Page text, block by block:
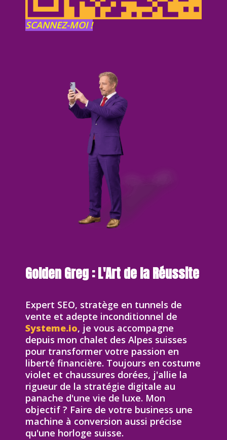
SCANNEZ-MOI !
Golden Greg : L'Art de la Réussite
Expert SEO, stratège en tunnels de
vente et adepte inconditionnel de
Systeme.io, je vous accompagne
depuis mon chalet des Alpes suisses
pour transformer votre passion en
liberté financière. Toujours en costume
violet et chaussures dorées, j'allie la
rigueur de la stratégie digitale au
panache d'une vie de luxe. Mon
objectif ? Faire de votre business une
machine à conversion aussi précise
qu'une horloge suisse.